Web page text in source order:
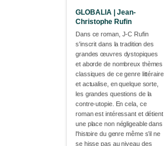
GLOBALIA | Jean-
Christophe Rufin
Dans ce roman, J-C Rufin
s'inscrit dans la tradition des
grandes œuvres dystopiques
et aborde de nombreux thèmes
classiques de ce genre littéraire
et actualise, en quelque sorte,
les grandes questions de la
contre-utopie. En cela, ce
roman est intéressant et détient
une place non négligeable dans
l'histoire du genre même s’il ne
se hisse pas au niveau des